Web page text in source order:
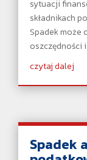
sytuacji
składnikach
Spadek może
oszczędności
czytaj dalej
Spadek